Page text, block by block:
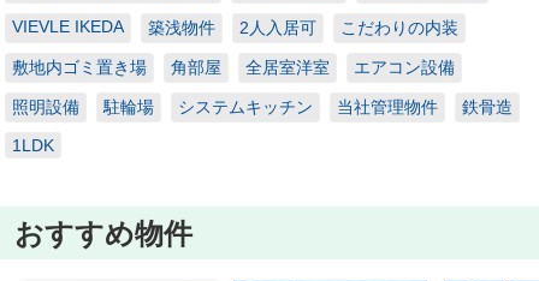
VIEVLE IKEDA
築浅物件 2人入居可 こだわりの内装
敷地内ゴミ置き場 角部屋 全居室洋室 エアコン設備
照明設備 駐輪場 システムキッチン 当社管理物件
鉄骨造
1LDK
おすすめ物件